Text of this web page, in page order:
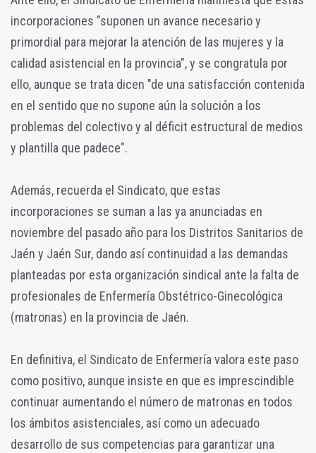
incorporaciones "suponen un avance necesario y
primordial para mejorar la atención de las mujeres y la
calidad asistencial en la provincia", y se congratula por
ello, aunque se trata dicen "de una satisfacción contenida
en el sentido que no supone aún la solución a los
problemas del colectivo y al déficit estructural de medios
y plantilla que padece".
Además, recuerda el Sindicato, que estas
incorporaciones se suman a las ya anunciadas en
noviembre del pasado año para los Distritos Sanitarios de
Jaén y Jaén Sur, dando así continuidad a las demandas
planteadas por esta organización sindical ante la falta de
profesionales de Enfermería Obstétrico-Ginecológica
(matronas) en la provincia de Jaén.
En definitiva, el Sindicato de Enfermería valora este paso
como positivo, aunque insiste en que es imprescindible
continuar aumentando el número de matronas en todos
los ámbitos asistenciales, así como un adecuado
desarrollo de sus competencias para garantizar una